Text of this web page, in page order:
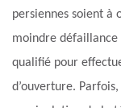
persiennes soient à
moindre défaillance
qualifié pour
d’ouverture.